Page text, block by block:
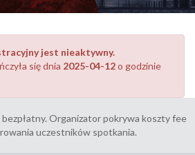
jest nieaktywny.
się dnia 2025-04-12o godzinie
Organizator pokrywa koszty fee
uczestników spotkania.